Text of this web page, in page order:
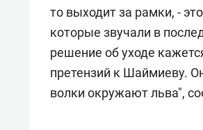
то выходит за рамки, -
которые звучали в
решение об уходе
претензий к Шаймиеву.
волки окружают льва",